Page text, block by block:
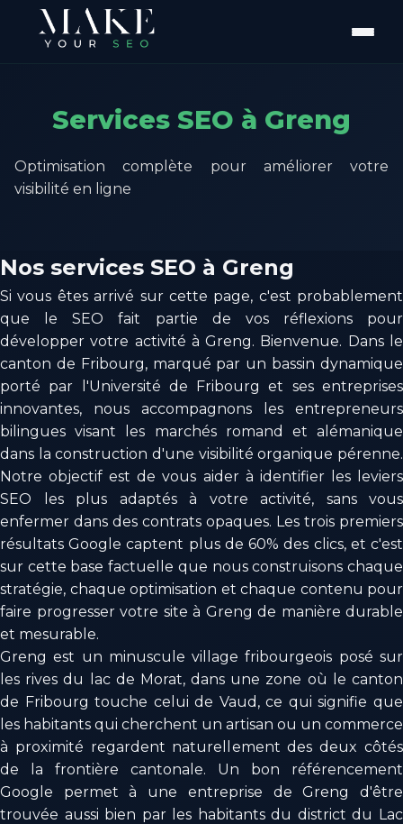
Services SEO à Greng
Optimisation complète pour améliorer votre
visibilité en ligne
Nos services SEO à Greng
Si vous êtes arrivé sur cette page, c'est probablement
que le SEO fait partie de vos réflexions pour
développer votre activité à Greng. Bienvenue. Dans le
canton de Fribourg, marqué par un bassin dynamique
porté par l'Université de Fribourg et ses entreprises
innovantes, nous accompagnons les entrepreneurs
bilingues visant les marchés romand et alémanique
dans la construction d'une visibilité organique pérenne.
Notre objectif est de vous aider à identifier les leviers
SEO les plus adaptés à votre activité, sans vous
enfermer dans des contrats opaques. Les trois premiers
résultats Google captent plus de 60% des clics, et c'est
sur cette base factuelle que nous construisons chaque
stratégie, chaque optimisation et chaque contenu pour
faire progresser votre site à Greng de manière durable
et mesurable.
Greng est un minuscule village fribourgeois posé sur
les rives du lac de Morat, dans une zone où le canton
de Fribourg touche celui de Vaud, ce qui signifie que
les habitants qui cherchent un artisan ou un commerce
à proximité regardent naturellement des deux côtés
de la frontière cantonale. Un bon référencement
Google permet à une entreprise de Greng d'être
trouvée aussi bien par les habitants du district du Lac